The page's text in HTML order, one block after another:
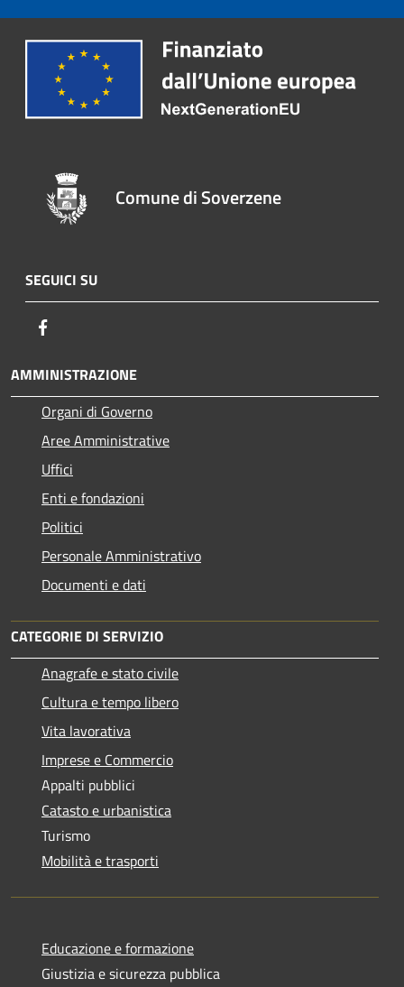
Comune di Soverzene
SEGUICI SU
AMMINISTRAZIONE
Organi di Governo
Aree Amministrative
Uffici
Enti e fondazioni
Politici
Personale Amministrativo
Documenti e dati
CATEGORIE DI SERVIZIO
Anagrafe e stato civile
Cultura e tempo libero
Vita lavorativa
Imprese e Commercio
Appalti pubblici
Catasto e urbanistica
Turismo
Mobilità e trasporti
Educazione e formazione
Giustizia e sicurezza pubblica